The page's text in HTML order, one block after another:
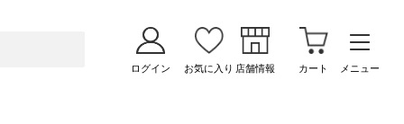
ログイン お気に入り 店舗情報 カート メニュー